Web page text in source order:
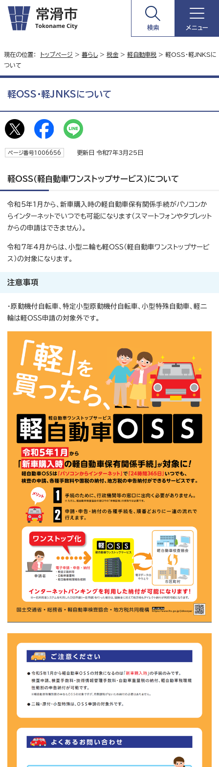
検索 メニュー
現在の位置： トップページ > 暮らし> 税金 > 軽自動車税 > 軽OSS・軽JNKSに
ついて
軽OSS・軽JNKSについて
ページ番号1006656 更新日 令和7年3月25日
軽OSS（軽自動車ワンストップサービス）について
令和5年1月から、新車購入時の軽自動車保有関係手続がパソコンか
らインターネットでいつでも可能になります（スマートフォンやタブレット
からの申請はできません）。
令和7年4月からは、小型二輪も軽OSS（軽自動車ワンストップサービ
ス）の対象になります。
注意事項
・原動機付自転車、特定小型原動機付自転車、小型特殊自動車、軽二
輪は軽OSS申請の対象外です。